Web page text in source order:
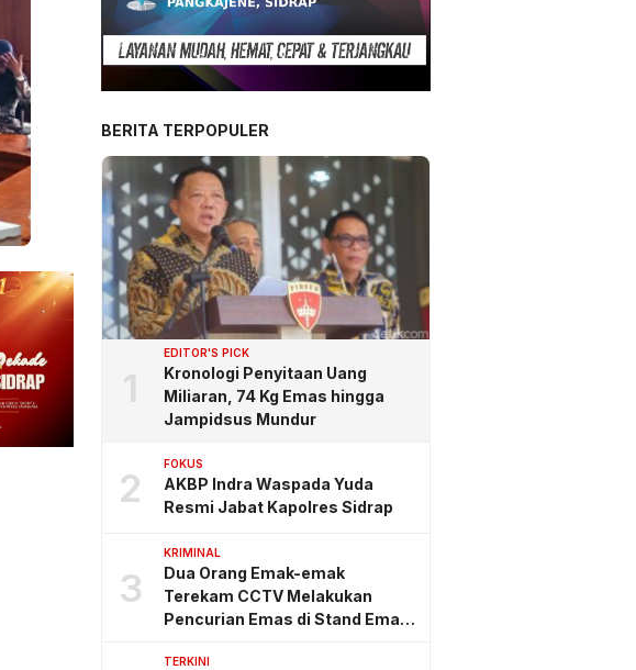
BERITA TERPOPULER
1
EDITOR'S PICK
Kronologi Penyitaan Uang
Miliaran, 74 Kg Emas hingga
Jampidsus Mundur
2
FOKUS
AKBP Indra Waspada Yuda
Resmi Jabat Kapolres Sidrap
3
KRIMINAL
Dua Orang Emak-emak
Terekam CCTV Melakukan
Pencurian Emas di Stand Emas
TERKINI